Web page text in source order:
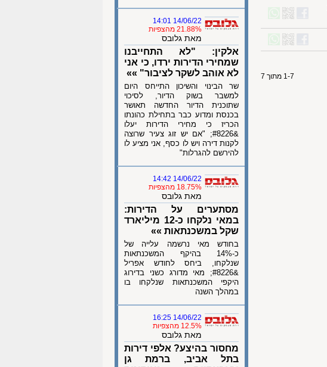
1-7 מתוך 7
14/06/22 14:01
21.88% מהצפיות
מאת גלובס
אלקין: "לא התחייבנו
שמחירי הדירות ירדו, כי אני
לא אוהב לשקר לציבור" »»
שר הבינוי והשיכון התייחס היום
למשבר בשוק הדיור, לסיכוי
שתוכנית הדיור החדשה תאושר
בכנסת ומדוע כבר בתחילת כהונתו
הכריז כי מחירי הדירות יעלו
&#8226; "אם יש זוג צעיר שרוצה
לקנות דירה ויש לו כסף, אני מציע לו
להירשם להגרלות"
14/06/22 14:42
18.75% מהצפיות
מאת גלובס
מסתערים על הדירות:
במאי נלקחו כ-12 מיליארד
שקל במשכנתאות »»
בחודש מאי נרשמה עלייה של
כ-14% בהיקף המשכנתאות
שנלקחו, ביחס לחודש אפריל
&#8226; מאי מדורג כשני בדירוג
היקפי המשכנתאות שנלקחו בו
במהלך השנה
14/06/22 16:25
12.5% מהצפיות
מאת גלובס
מחסור בהיצע? אלפי דירות
בתל אביב, ברמת גן